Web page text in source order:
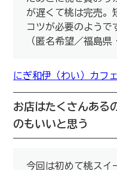
が遅くて桃は完売。
コツが必要のようで
（匿名希望／福島県
にぎ和伊（わい）カフ
お店はたくさんある
のもいいと思う
今回は初めて桃スイ